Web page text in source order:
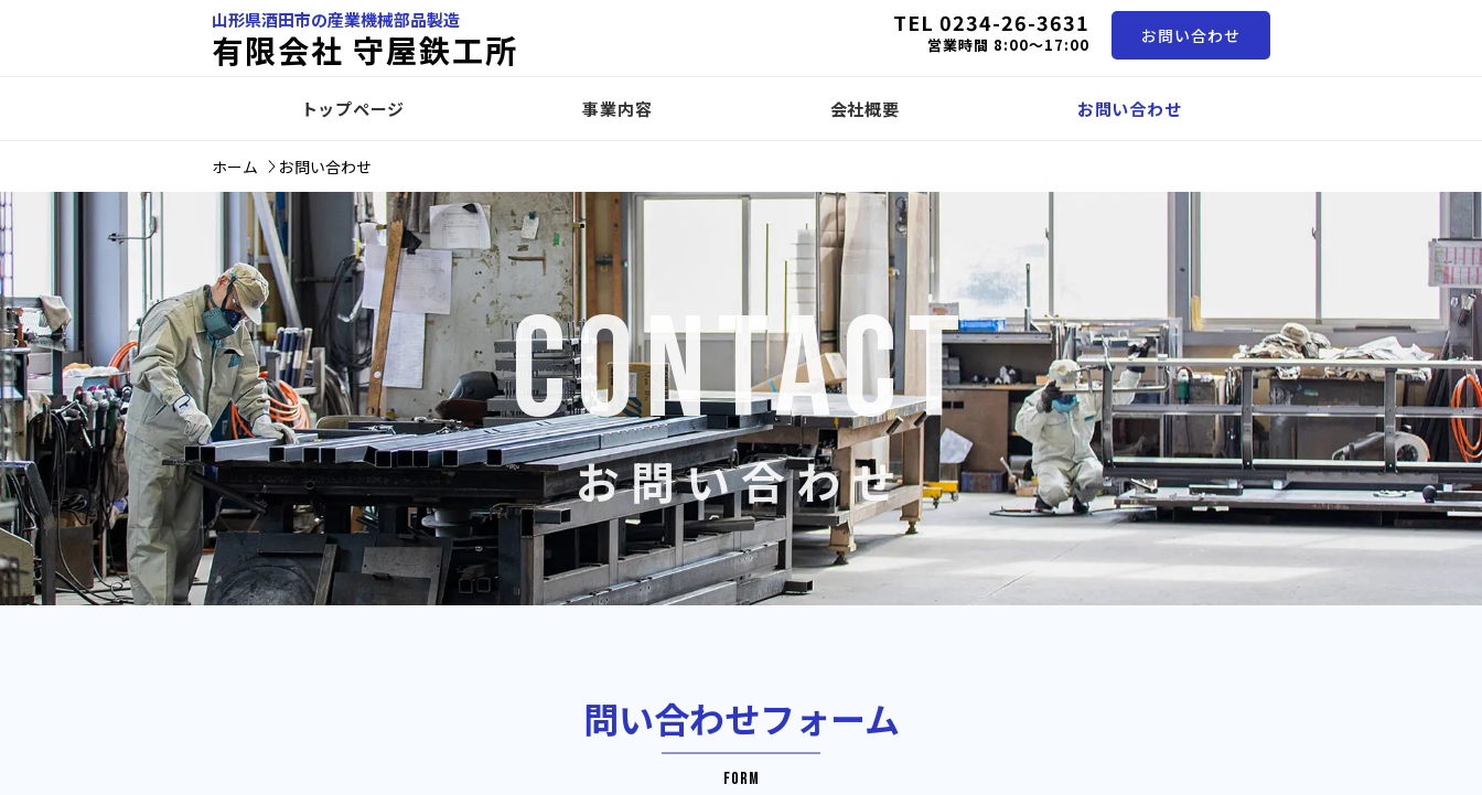
山形県酒田市の産業機械部品製造
有限会社 守屋鉄工所
TEL 0234-26-3631
営業時間 8:00～17:00 お問い合わせ
トップページ 事業内容 会社概要 お問い合わせ
ホーム お問い合わせ
CONTACT
お問い合わせ
問い合わせフォーム
FORM